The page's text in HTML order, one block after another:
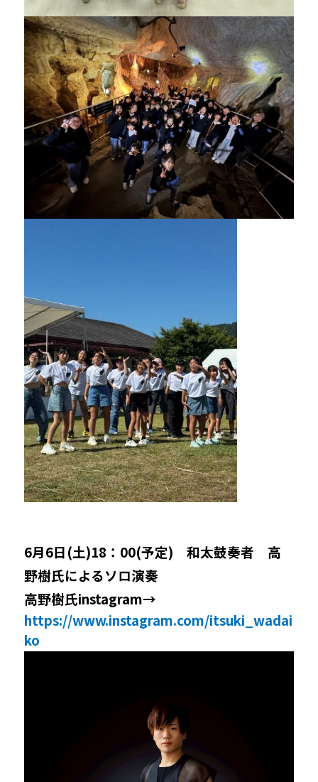
6月6日(土)18：00(予定) 和太鼓奏者 高
野樹氏によるソロ演奏
高野樹氏instagram→
https://www.instagram.com/itsuki_wadai
ko